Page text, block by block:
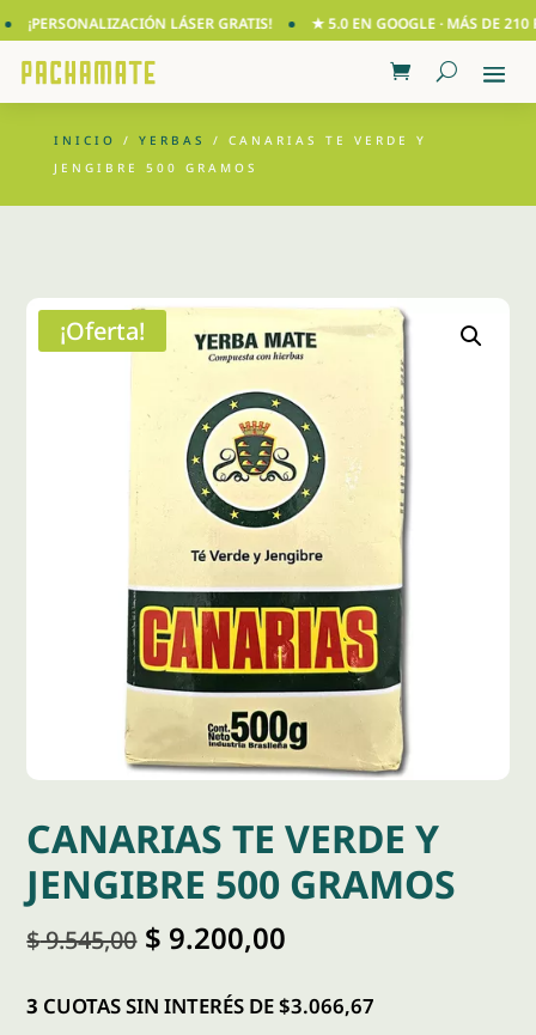
¡PERSONALIZACIÓN LÁSER GRATIS! ★ 5.0 EN GOOGLE · MÁS DE 210
INICIO / YERBAS
/ CANARIAS TE VERDE Y
JENGIBRE 500 GRAMOS
¡Oferta!
CANARIAS TE VERDE Y
JENGIBRE 500 GRAMOS
$9.545,00 El
precio
original
era:
$ 9.200,00
es:
3 CUOTAS SIN INTERÉS DE $3.066,67